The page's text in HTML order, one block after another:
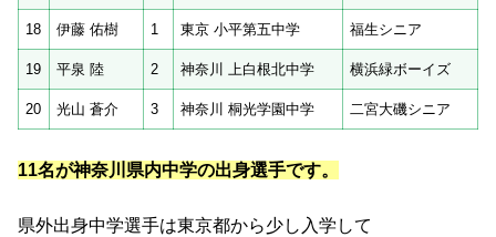
18 伊藤 佑樹 1 東京 小平第五中学 福生シニア
19 平泉 陸 2 神奈川 上白根北中学 横浜緑ボーイズ
20 光山 蒼介 3 神奈川 桐光学園中学 二宮大磯シニア
11名が神奈川県内中学の出身選手です。
県外出身中学選手は東京都から少し入学して